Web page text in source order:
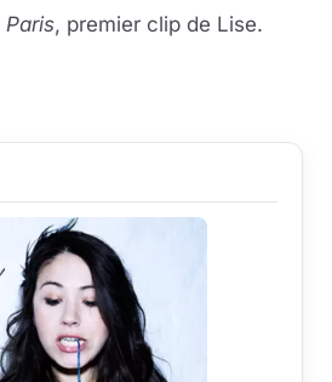
Paris, premier clip de Lise.